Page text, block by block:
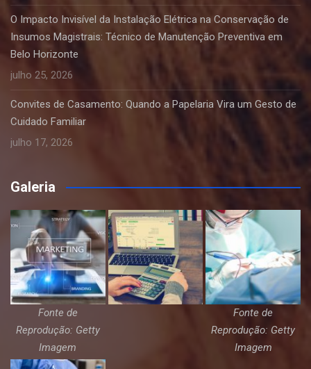
O Impacto Invisível da Instalação Elétrica na Conservação de
Insumos Magistrais: Técnico de Manutenção Preventiva em
Belo Horizonte
julho 25, 2026
Convites de Casamento: Quando a Papelaria Vira um Gesto de
Cuidado Familiar
julho 17, 2026
Galeria
Fonte de
Reprodução: Getty
Imagem
Fonte de
Reprodução: Getty
Imagem